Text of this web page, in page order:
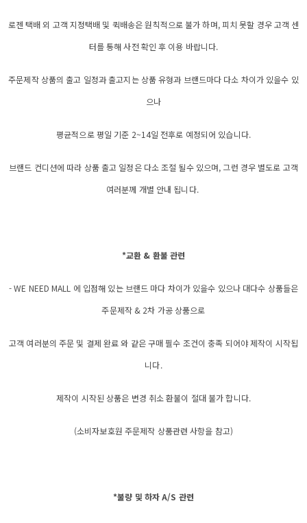
로젠 택배 외 고객 지정택배 및 퀵배송은 원칙적으로 불가 하며, 피치 못할 경우 고객 센
터를 통해 사전 확인 후 이용 바랍니다.
주문제작 상품의 출고 일정과 출고지는 상품 유형과 브랜드마다 다소 차이가 있을수 있
으나
평균적으로 평일 기준 2~14일 전후로 예정되어 있습니다.
브랜드 컨디션에 따라 상품 출고 일정은 다소 조절 될수 있으며, 그런 경우 별도로 고객
여러분께 개별 안내 됩니다.
*교환 & 환불 관련
- WE NEED MALL 에 입점해 있는 브랜드 마다 차이가 있을수 있으나 대다수 상품들은
주문제작 & 2차 가공 상품으로
고객 여러분의 주문 및 결제 완료 와 같은 구매 필수 조건이 충족 되어야 제작이 시작됩
니다.
제작이 시작된 상품은 변경 취소 환불이 절대 불가 합니다.
(소비자보호원 주문제작 상품관련 사항을 참고)
*불량 및 하자 A/S 관련